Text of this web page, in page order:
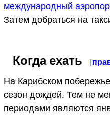
международный
Затем добраться на
Когда ехать [
На Карибском
сезон дождей. Тем не
периодами являются